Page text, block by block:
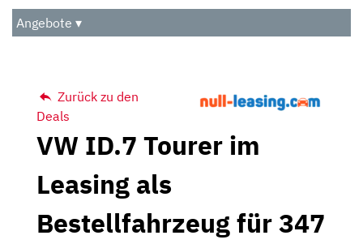
Audio
Das Beste
Angebote ▾
Zurück zu den
Deals
VW ID.7 Tourer im
Leasing als
Bestellfahrzeug für 347